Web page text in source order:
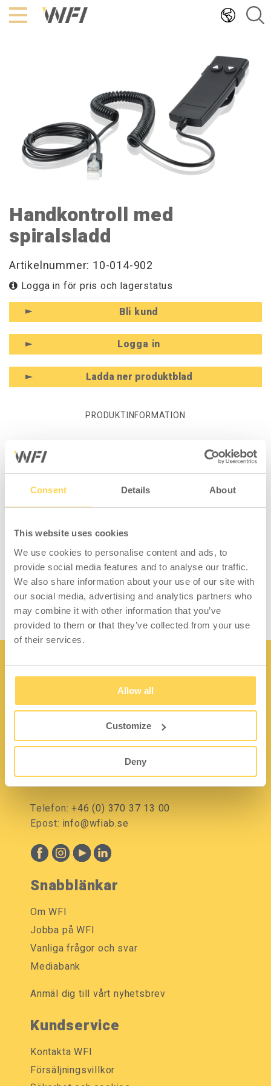
Consent Details About
This website uses cookies
We use cookies to personalise content and ads, to
provide social media features and to analyse our traffic.
We also share information about your use of our site with
our social media, advertising and analytics partners who
may combine it with other information that you’ve
provided to them or that they’ve collected from your use
of their services.
Allow all
Customize
Deny
Hoppa
till
Handkontroll med
spiralsladd
Artikelnummer: 10-014-902
Logga in för pris och lagerstatus
Bli kund
Logga in
Ladda ner produktblad
PRODUKTINFORMATION
Produktinformation -
Handkontroll med spiralsladd
Handkontroll med två knappar för reglering av
en motorgrupp. Levereras med spiralkabel
med en längd på 3 m och hake. Magnet kan
fås som tillbehör.
Lidängsvägen 5
Org.nr: 556663-2567
Telefon:+46 (0) 370 37 13 00
Epost: info@wfiab.se
Snabblänkar
Om WFI
Jobba på WFI
Vanliga frågor och svar
Mediabank
Anmäl dig till vårt nyhetsbrev
Kundservice
Kontakta WFI
Försäljningsvillkor